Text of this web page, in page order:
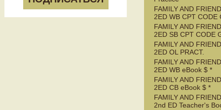
FAMILY AND
2ED WB CPT CODE
FAMILY AND
2ED SB CPT CODE
FAMILY AND
2ED OL PRACT.
FAMILY AND
2ED WB eBook $ *
FAMILY AND
2ED CB eBook $ *
FAMILY AND
2nd ED Teacher's